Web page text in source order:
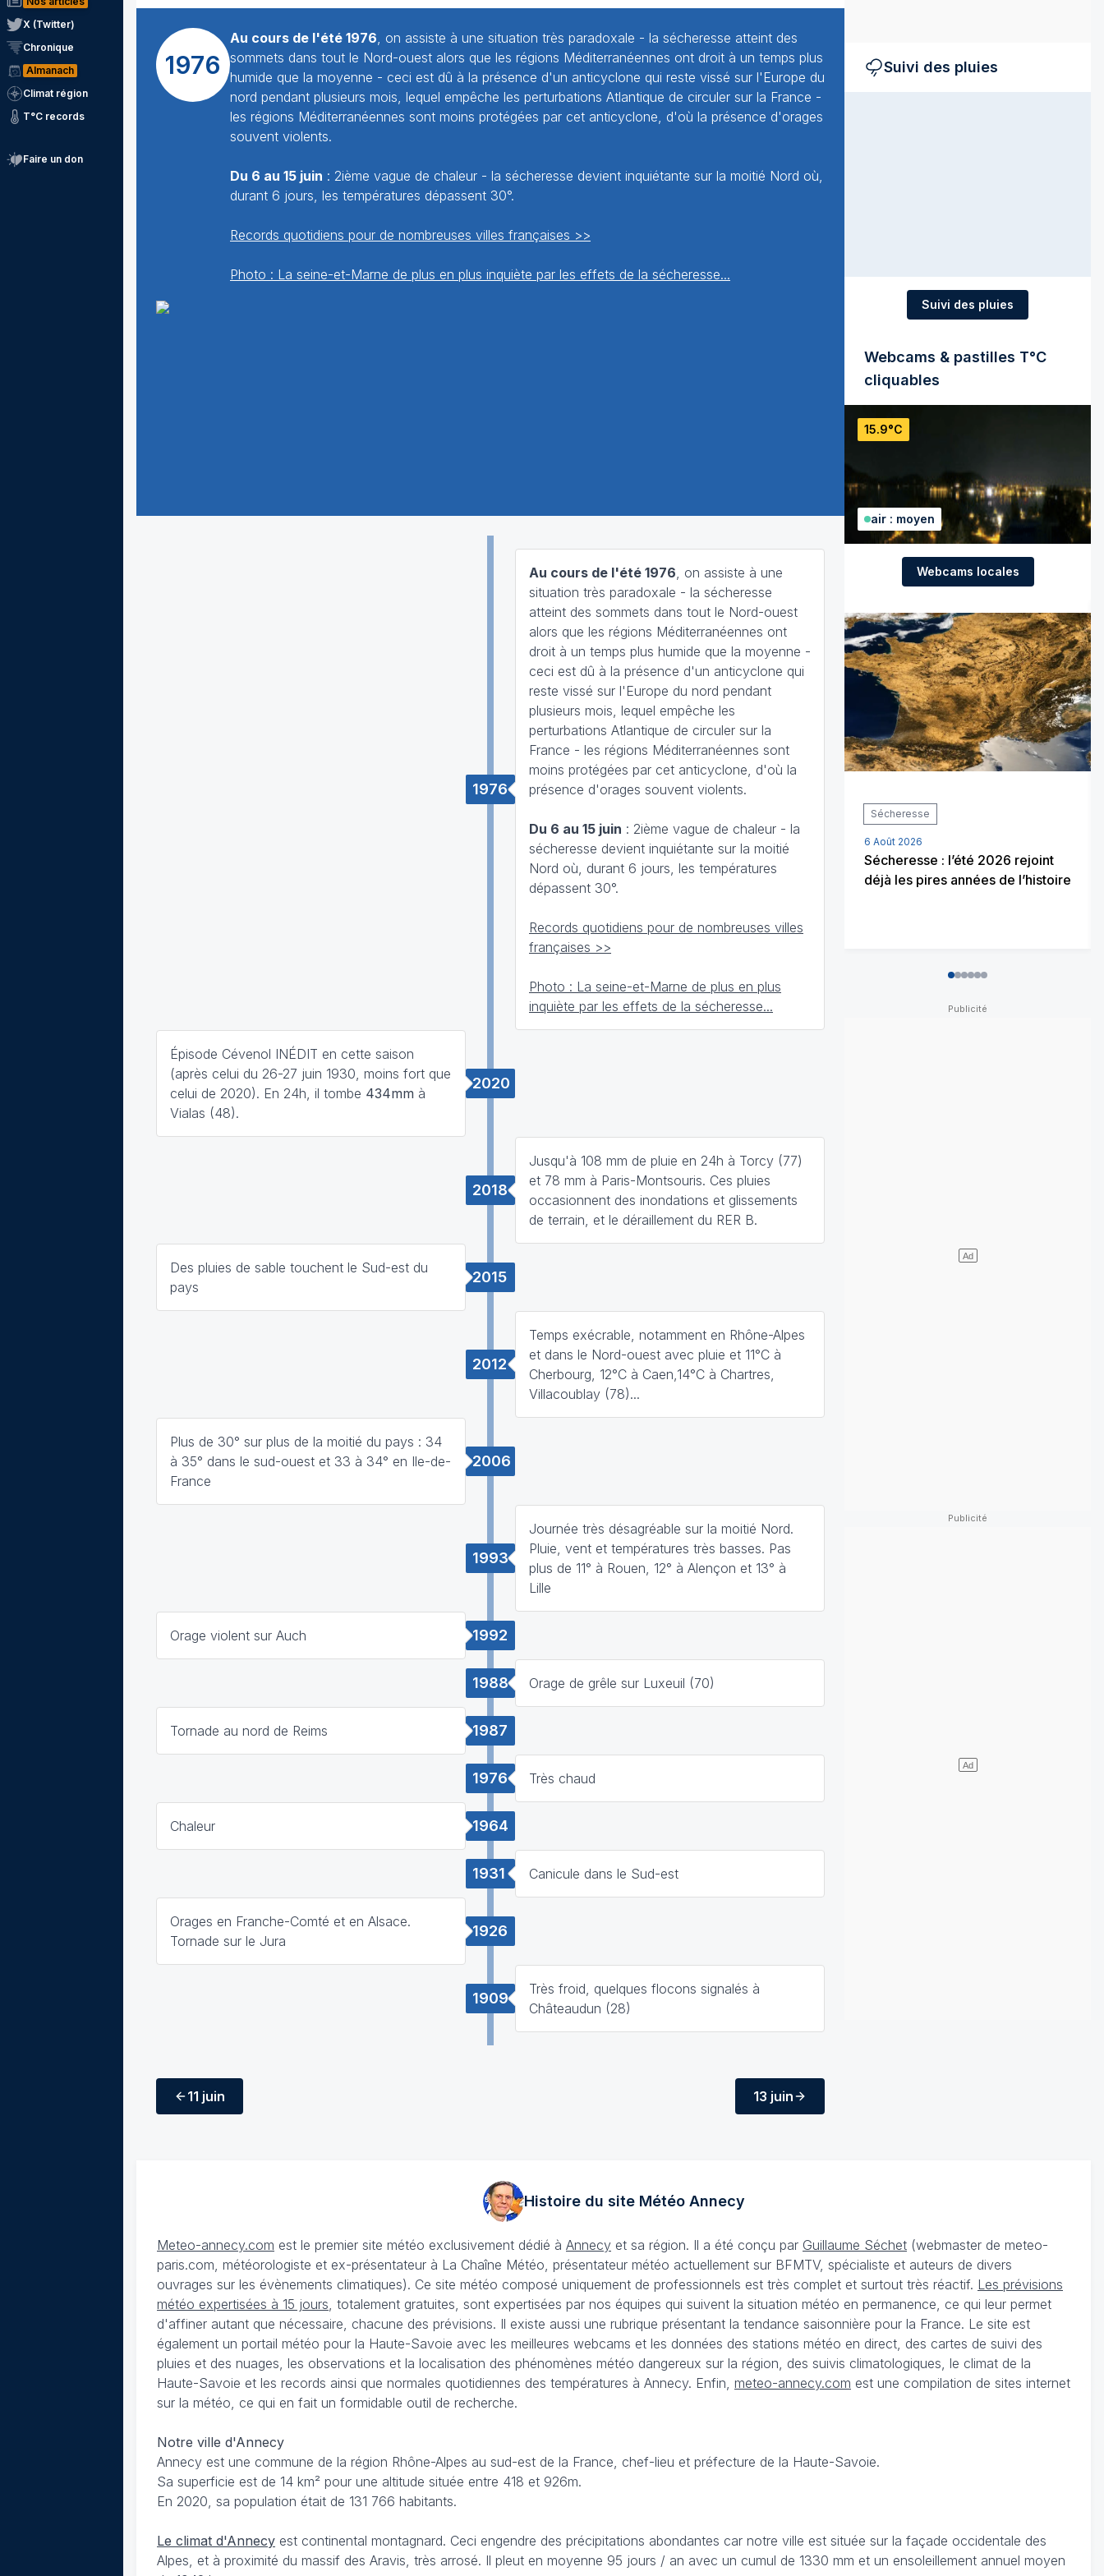
X (Twitter)
Chronique
Almanach
Climat région
T°C records
Faire un don
1976
Au cours de l'été 1976, on assiste à une situation très paradoxale - la sécheresse atteint des
sommets dans tout le Nord-ouest alors que les régions Méditerranéennes ont droit à un temps plus
humide que la moyenne - ceci est dû à la présence d'un anticyclone qui reste vissé sur l'Europe du
nord pendant plusieurs mois, lequel empêche les perturbations Atlantique de circuler sur la France -
les régions Méditerranéennes sont moins protégées par cet anticyclone, d'où la présence d'orages
souvent violents.
Du 6 au 15 juin : 2ième vague de chaleur - la sécheresse devient inquiétante sur la moitié Nord où,
durant 6 jours, les températures dépassent 30°.
Records quotidiens pour de nombreuses villes françaises >>
Photo : La seine-et-Marne de plus en plus inquiète par les effets de la sécheresse...
1976
Au cours de l'été 1976, on assiste à une
situation très paradoxale - la sécheresse
atteint des sommets dans tout le Nord-ouest
alors que les régions Méditerranéennes ont
droit à un temps plus humide que la moyenne -
ceci est dû à la présence d'un anticyclone qui
reste vissé sur l'Europe du nord pendant
plusieurs mois, lequel empêche les
perturbations Atlantique de circuler sur la
France - les régions Méditerranéennes sont
moins protégées par cet anticyclone, d'où la
présence d'orages souvent violents.
Du 6 au 15 juin : 2ième vague de chaleur - la
sécheresse devient inquiétante sur la moitié
Nord où, durant 6 jours, les températures
dépassent 30°.
Records quotidiens pour de nombreuses villes
françaises >>
Photo : La seine-et-Marne de plus en plus
inquiète par les effets de la sécheresse...
2020
Épisode Cévenol INÉDIT en cette saison
(après celui du 26-27 juin 1930, moins fort que
celui de 2020). En 24h, il tombe 434mm à
Vialas (48).
2018
Jusqu'à 108 mm de pluie en 24h à Torcy (77)
et 78 mm à Paris-Montsouris. Ces pluies
occasionnent des inondations et glissements
de terrain, et le déraillement du RER B.
2015
Des pluies de sable touchent le Sud-est du
pays
2012
Temps exécrable, notamment en Rhône-Alpes
et dans le Nord-ouest avec pluie et 11°C à
Cherbourg, 12°C à Caen,14°C à Chartres,
Villacoublay (78)...
2006
Plus de 30° sur plus de la moitié du pays : 34
à 35° dans le sud-ouest et 33 à 34° en Ile-de-
France
1993
Journée très désagréable sur la moitié Nord.
Pluie, vent et températures très basses. Pas
plus de 11° à Rouen, 12° à Alençon et 13° à
Lille
1992
Orage violent sur Auch
1988 Orage de grêle sur Luxeuil (70)
1987
Tornade au nord de Reims
1976 Très chaud
1964
Chaleur
1931 Canicule dans le Sud-est
1926
Orages en Franche-Comté et en Alsace.
Tornade sur le Jura
1909
Très froid, quelques flocons signalés à
Châteaudun (28)
11 juin 13 juin
Suivi des pluies
Suivi des pluies
Webcams & pastilles T°C
cliquables
15.9°C
air : moyen
Webcams locales
Sécheresse
6 Août 2026
Sécheresse : l’été 2026 rejoint
déjà les pires années de l’histoire
012345
Histoire du site MétéoAnnecy
Meteo-annecy.com est le premier site météo exclusivement dédié à Annecy et sa région. Il a été conçu par Guillaume Séchet (webmaster de meteo-
paris.com, météorologiste et ex-présentateur à La Chaîne Météo, présentateur météo actuellement sur BFMTV, spécialiste et auteurs de divers
ouvrages sur les évènements climatiques). Ce site météo composé uniquement de professionnels est très complet et surtout très réactif. Les prévisions
météo expertisées à 15 jours, totalement gratuites, sont expertisées par nos équipes qui suivent la situation météo en permanence, ce qui leur permet
d'affiner autant que nécessaire, chacune des prévisions. Il existe aussi une rubrique présentant la tendance saisonnière pour la France. Le site est
également un portail météo pour la Haute-Savoie avec les meilleures webcams et les données des stations météo en direct, des cartes de suivi des
pluies et des nuages, les observations et la localisation des phénomènes météo dangereux sur la région, des suivis climatologiques, le climat de la
Haute-Savoie et les records ainsi que normales quotidiennes des températures à Annecy. Enfin, meteo-annecy.com est une compilation de sites internet
sur la météo, ce qui en fait un formidable outil de recherche.
Notre ville d'Annecy
Annecy est une commune de la région Rhône-Alpes au sud-est de la France, chef-lieu et préfecture de la Haute-Savoie.
Sa superficie est de 14 km² pour une altitude située entre 418 et 926m.
En 2020, sa population était de 131 766 habitants.
Le climat d'Annecy est continental montagnard. Ceci engendre des précipitations abondantes car notre ville est située sur la façade occidentale des
Alpes, et à proximité du massif des Aravis, très arrosé. Il pleut en moyenne 95 jours / an avec un cumul de 1330 mm et un ensoleillement annuel moyen